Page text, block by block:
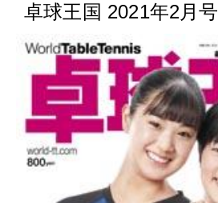
卓球王国 2021年2月号